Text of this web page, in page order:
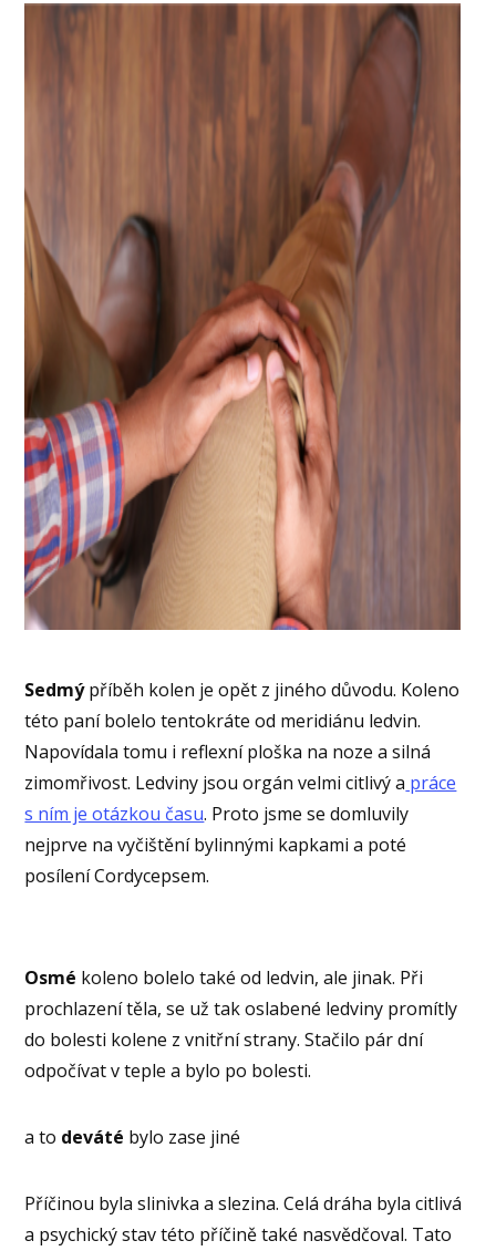
Sedmýpříběh kolen je opět z jiného důvodu. Koleno
této paní bolelo tentokráte od meridiánu ledvin.
Napovídala tomu i reflexní ploška na noze a silná
zimomřivost. Ledviny jsou orgán velmi citlivý a práce
s ním je otázkou času. Proto jsme se domluvily
nejprve na vyčištění bylinnými kapkami a poté
posílení Cordycepsem.
Osmé koleno bolelo také od ledvin, ale jinak. Při
prochlazení těla, se už tak oslabené ledviny promítly
do bolesti kolene z vnitřní strany. Stačilo pár dní
odpočívat v teple a bylo po bolesti.
a to deváté bylo zase jiné
Příčinou byla slinivka a slezina. Celá dráha byla citlivá
a psychický stav této příčině také nasvědčoval. Tato